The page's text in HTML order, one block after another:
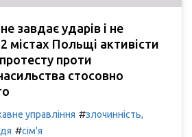
завдає ударів і не
містах Польщі активісти
проти
стосовно
управління #злочинність,
#сім'я